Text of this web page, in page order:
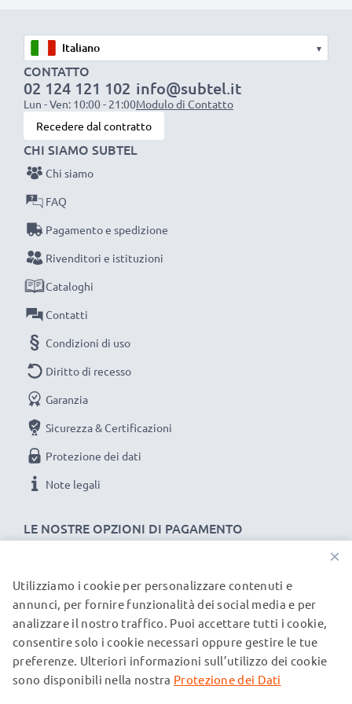
Ottima velocità di ricarica
1x batteria da 1000 mAh: circa 2 ore
1x batteria da 2000 mAh: circa 4 ore
1x batteria da 3000 mAh: circa 6 ore
NOTA BENE:per una prestaziona ottimale e il
raggiungimento di efficienza desiderata ricarica
completamente le batterie prima d‘impiegarle.
questo caricabatteria intelligente, con schermo
LCD, marcato CELLONIC. Ordina ora, spedizione
rapida e 3 anni di garanzia!
▾
CONTATTO
02 124 121 102
Lun - Ven: 10:00 - 21:00
info@subtel.it
Modulo di Contatto
Recedere dal contratto
LE NOSTRE OPZIONI DI PAGAMENTO
CHI SIAMO SUBTEL
Chi siamo
FAQ
Pagamento e spedizione
Rivenditori e istituzioni
Cataloghi
Contatti
Condizioni di uso
Diritto di recesso
Garanzia
Sicurezza & Certificazioni
Protezione dei dati
Note legali
I NOSTRI PARTNER DI SPEDIZIONE
© subtel.it 2026
Tutti i prezzi includono l'IVA e sono esclusi i costi di
spedizione. Si prega di notare che tutti i marchi menzionati
×
Utilizziamo i cookie per personalizzare contenuti e
annunci, per fornire funzionalità dei social media e per
analizzare il nostro traffico. Puoi accettare tutti i cookie,
consentire solo i cookie necessari oppure gestire le tue
preferenze. Ulteriori informazioni sull’utilizzo dei cookie
sono disponibili nella nostra Protezione dei Dati